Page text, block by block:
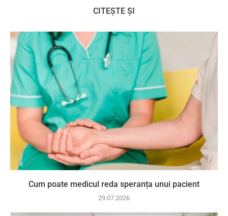
CITEȘTE ȘI
Cum poate medicul reda speranța unui pacient
29.07.2026